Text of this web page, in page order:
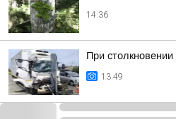
14:36
При столкновении
13:49